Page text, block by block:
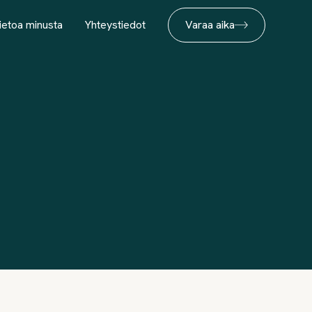
minusta Yhteystiedot Varaa aika